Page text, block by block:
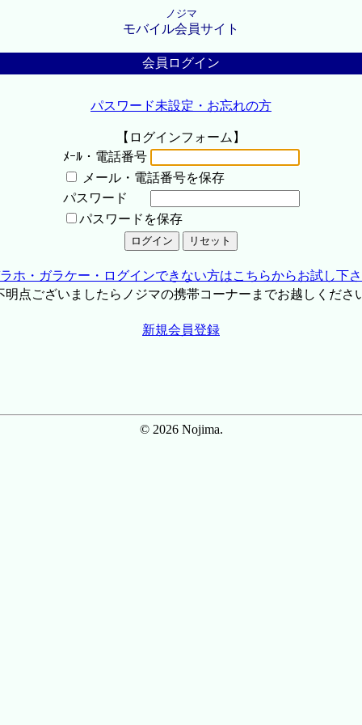
ノジマ
モバイル会員サイト
会員ログイン
パスワード未設定・お忘れの方
【ログインフォーム】
ﾒｰﾙ・電話番号
メール・電話番号を保存
パスワード
パスワードを保存
ホ・ガラケー・ログインできない方はこちらからお試し下
点ございましたらノジマの携帯コーナーまでお越しくださ
新規会員登録
© 2026 Nojima.